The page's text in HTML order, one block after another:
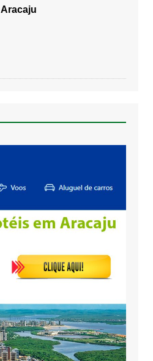
Aracaju